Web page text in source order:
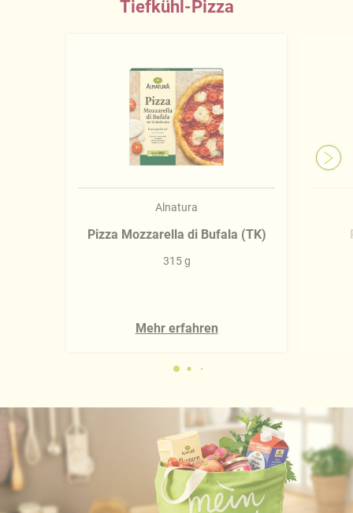
Tiefkühl-Pizza
Alnatura
Pizza Mozzarella di Bufala (TK)
315 g
Mehr erfahren